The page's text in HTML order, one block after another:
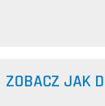
ZOBACZ JAK